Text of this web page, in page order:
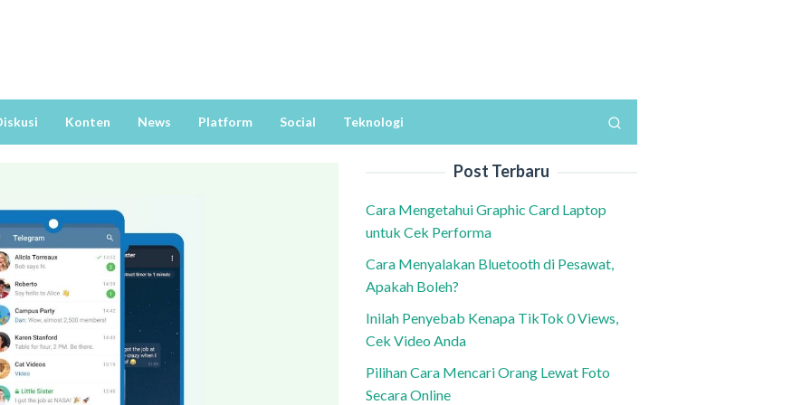
Konten News Platform Social Teknologi
Post Terbaru
Cara Mengetahui Graphic Card Laptop
untuk Cek Performa
Cara Menyalakan Bluetooth di Pesawat,
Apakah Boleh?
Inilah Penyebab Kenapa TikTok 0 Views,
Cek Video Anda
Pilihan Cara Mencari Orang Lewat Foto
Secara Online